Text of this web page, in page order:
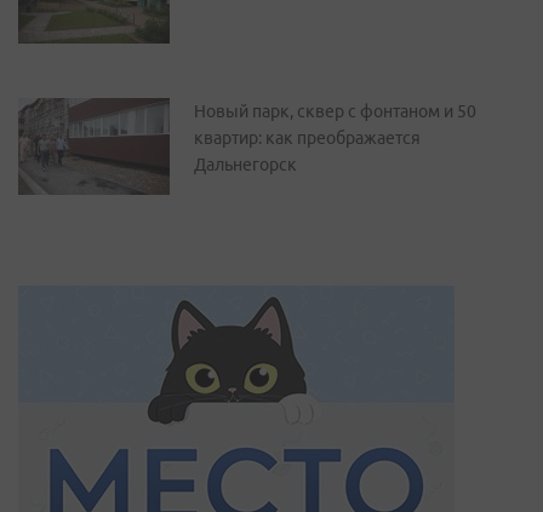
Новый парк, сквер с фонтаном и 50
квартир: как преображается
Дальнегорск